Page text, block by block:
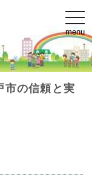
t
o
g
l
e
n
menu
市の信頼と実